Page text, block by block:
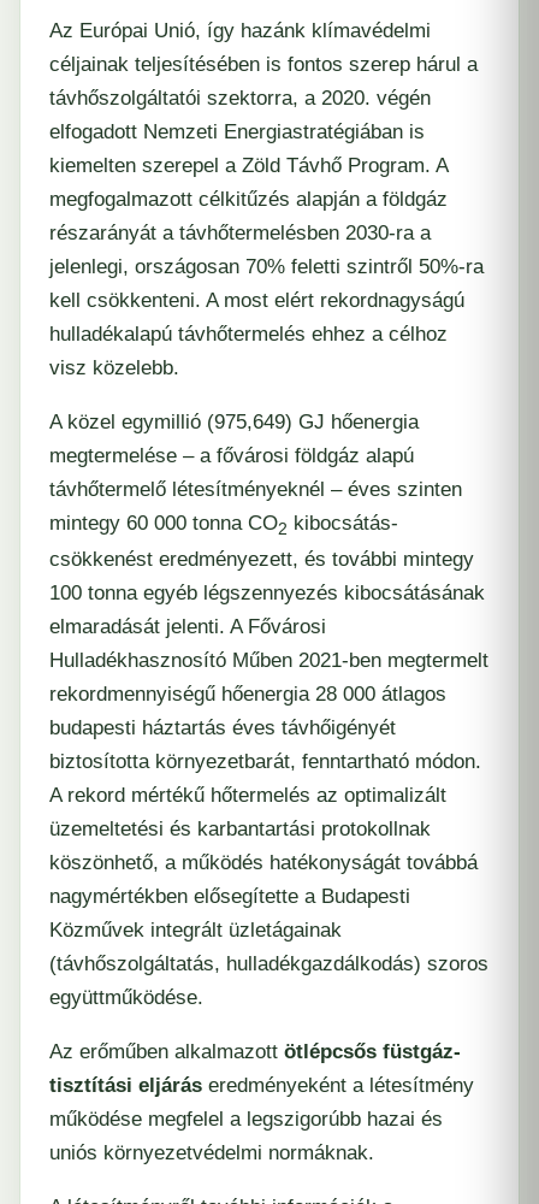
Az Európai Unió, így hazánk klímavédelmi
céljainak teljesítésében is fontos szerep hárul a
távhőszolgáltatói szektorra, a 2020. végén
elfogadott Nemzeti Energiastratégiában is
kiemelten szerepel a Zöld Távhő Program. A
megfogalmazott célkitűzés alapján a földgáz
részarányát a távhőtermelésben 2030-ra a
jelenlegi, országosan 70% feletti szintről 50%-ra
kell csökkenteni. A most elért rekordnagyságú
hulladékalapú távhőtermelés ehhez a célhoz
visz közelebb.
A közel egymillió (975,649) GJ hőenergia
megtermelése – a fővárosi földgáz alapú
távhőtermelő létesítményeknél – éves szinten
mintegy 60 000 tonna CO2 kibocsátás-
csökkenést eredményezett, és további mintegy
100 tonna egyéb légszennyezés kibocsátásának
elmaradását jelenti. A Fővárosi
Hulladékhasznosító Műben 2021-ben megtermelt
rekordmennyiségű hőenergia 28 000 átlagos
budapesti háztartás éves távhőigényét
biztosította környezetbarát, fenntartható módon.
A rekord mértékű hőtermelés az optimalizált
üzemeltetési és karbantartási protokollnak
köszönhető, a működés hatékonyságát továbbá
nagymértékben elősegítette a Budapesti
Közművek integrált üzletágainak
(távhőszolgáltatás, hulladékgazdálkodás) szoros
együttműködése.
Az erőműben alkalmazott ötlépcsős füstgáz-
tisztítási eljárás eredményeként a létesítmény
működése megfelel a legszigorúbb hazai és
uniós környezetvédelmi normáknak.